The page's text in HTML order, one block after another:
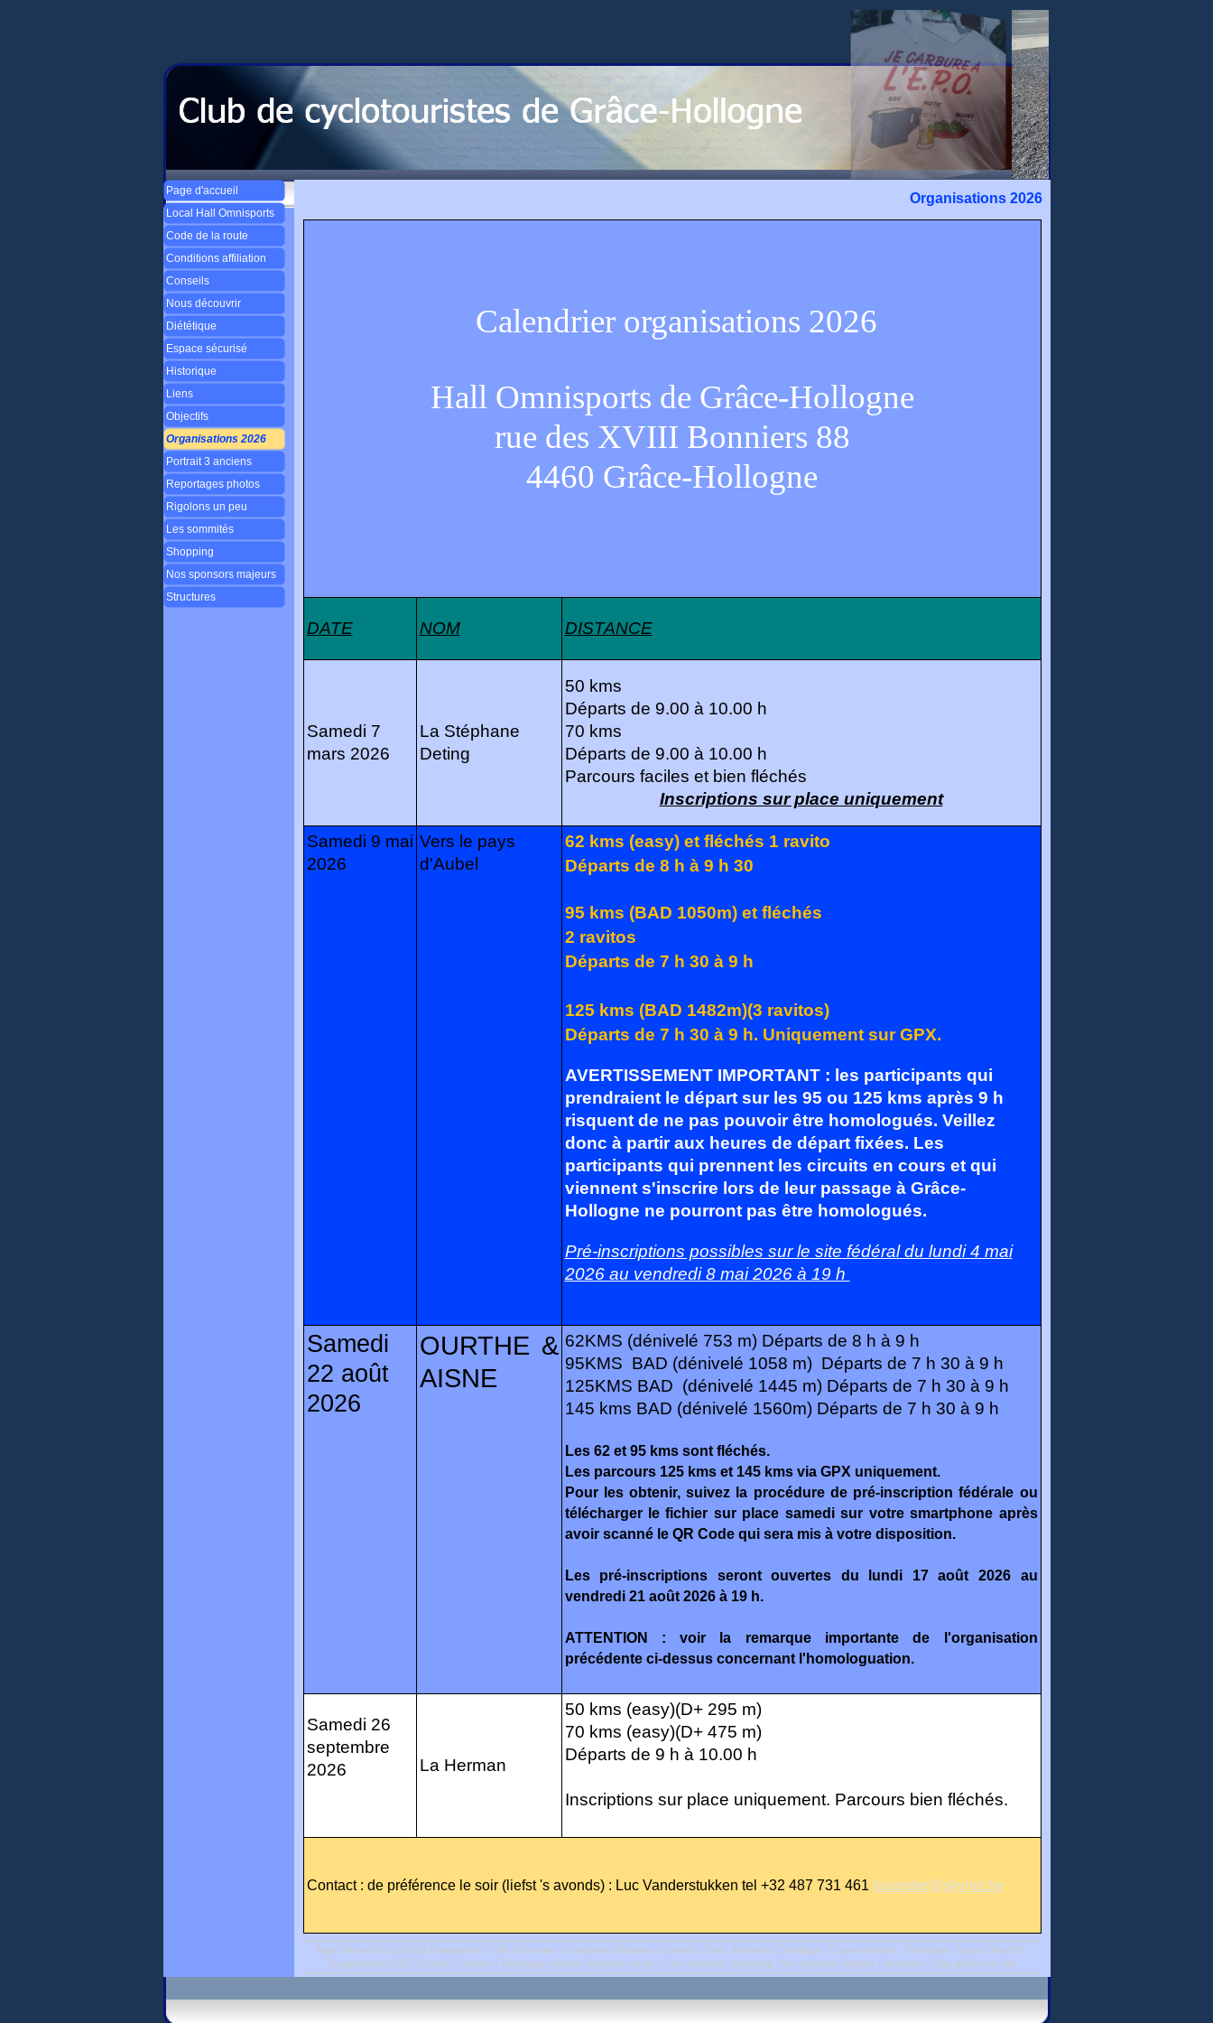
Page d'accueil
Local Hall Omnisports
Code de la route
Conditions affiliation
Conseils
Nous découvrir
Diététique
Espace sécurisé
Historique
Liens
Objectifs
Organisations 2026
Portrait 3 anciens
Reportages photos
Rigolons un peu
Les sommités
Shopping
Nos sponsors majeurs
Structures
Organisations 2026
Calendrier organisations 2026
Hall Omnisports de Grâce-Hollogne
rue des XVIII Bonniers 88
4460 Grâce-Hollogne
DATE NOM DISTANCE
Samedi 7
mars 2026
La Stéphane
Deting
50 kms
Départs de 9.00 à 10.00 h
70 kms
Départs de 9.00 à 10.00 h
Parcours faciles et bien fléchés
Inscriptions sur place uniquement
Samedi 9 mai
2026
Vers le pays
d'Aubel
62 kms (easy) et fléchés 1 ravito
Départs de 8 h à 9 h 30
95 kms (BAD 1050m) et fléchés
2 ravitos
Départs de 7 h 30 à 9 h
125 kms (BAD 1482m)(3 ravitos)
Départs de 7 h 30 à 9 h. Uniquement sur GPX.
AVERTISSEMENT IMPORTANT : les participants qui
prendraient le départ sur les 95 ou 125 kms après 9 h
risquent de ne pas pouvoir être homologués. Veillez
donc à partir aux heures de départ fixées. Les
participants qui prennent les circuits en cours et qui
viennent s'inscrire lors de leur passage à Grâce-
Hollogne ne pourront pas être homologués.
Pré-inscriptions possibles sur le site fédéral du lundi 4 mai
2026 au vendredi 8 mai 2026 à 19 h
Samedi
22 août
2026
OURTHE &
AISNE
62KMS (dénivelé 753 m) Départs de 8 h à 9 h
95KMS BAD (dénivelé 1058 m) Départs de 7 h 30 à 9 h
125KMS BAD (dénivelé 1445 m) Départs de 7 h 30 à 9 h
145 kms BAD (dénivelé 1560m) Départs de 7 h 30 à 9 h
Les 62 et 95 kms sont fléchés.
Les parcours 125 kms et 145 kms via GPX uniquement.
Pour les obtenir, suivez la procédure de pré-inscription fédérale ou
télécharger le fichier sur place samedi sur votre smartphone après
avoir scanné le QR Code qui sera mis à votre disposition.
Les pré-inscriptions seront ouvertes du
lundi 17 août 2026 au
vendredi 21 août 2026 à 19 h.
ATTENTION : voir la remarque importante de l'organisation
précédente ci-dessus concernant l'homologuation.
Samedi 26
septembre
2026
La Herman
50 kms (easy)(D+ 295 m)
70 kms (easy)(D+ 475 m)
Départs de 9 h à 10.00 h
Inscriptions sur place uniquement. Parcours bien fléchés.
Contact : de préférence le soir (liefst 's avonds) : Luc Vanderstukken tel +32 487 731 461 luvander@skynet.be
Page d'accueil Local Hall Omnisports Code de la route| Conditions affiliation| Conseils Nous découvrir| Diététique| Espace sécurisé| Historique| Liens Objectifs
Organisations 2026| Portrait 3 anciens Reportages photos Rigolons un peu| Les sommités Shopping Nos sponsors majeurs Structures Plan général du site